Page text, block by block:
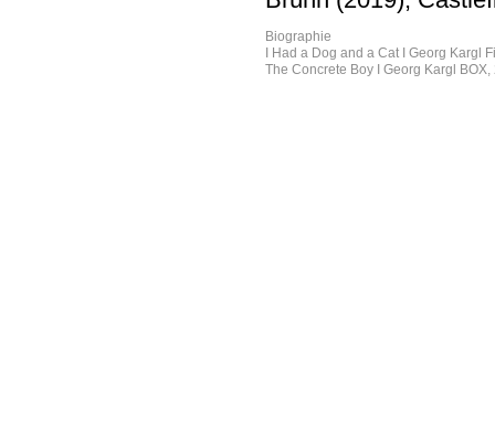
Biographie
I Had a Dog and a Cat I Georg Kargl
The Concrete Boy I Georg Kargl BOX,